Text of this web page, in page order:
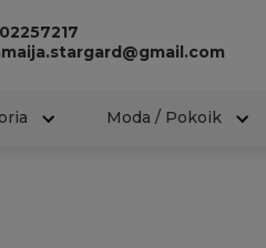
Moda / Pokoik